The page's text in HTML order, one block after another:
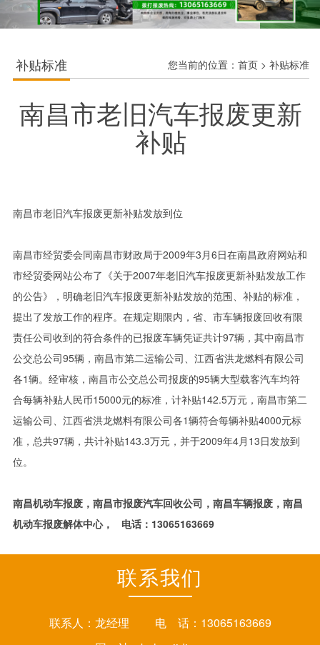
补贴标准 您当前的位置： 首页 > 补贴标准
南昌市老旧汽车报废更新
补贴
南昌市老旧汽车报废更新补贴发放到位
南昌市经贸委会同南昌市财政局于2009年3月6日在南昌政府网站和
市经贸委网站公布了《关于2007年老旧汽车报废更新补贴发放工作
的公告》，明确老旧汽车报废更新补贴发放的范围、补贴的标准，
提出了发放工作的程序。在规定期限内，省、市车辆报废回收有限
责任公司收到的符合条件的已报废车辆凭证共计97辆，其中南昌市
公交总公司95辆，南昌市第二运输公司、江西省洪龙燃料有限公司
各1辆。经审核，南昌市公交总公司报废的95辆大型载客汽车均符
合每辆补贴人民币15000元的标准，计补贴142.5万元，南昌市第二
运输公司、江西省洪龙燃料有限公司各1辆符合每辆补贴4000元标
准，总共97辆，共计补贴143.3万元，并于2009年4月13日发放到
位。
南昌机动车报废，南昌市报废汽车回收公司，南昌车辆报废，南昌
机动车报废解体中心， 电话：13065163669
联系我们
联系人：龙经理 电 话：13065163669